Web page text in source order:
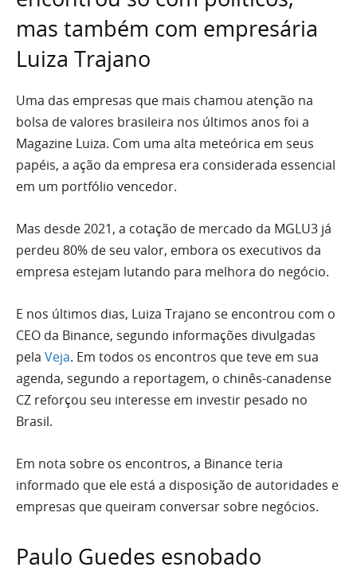
mas também com empresária
Luiza Trajano
Uma das empresas que mais chamou atenção na
bolsa de valores brasileira nos últimos anos foi a
Magazine Luiza. Com uma alta meteórica em seus
papéis, a ação da empresa era considerada essencial
em um portfólio vencedor.
Mas desde 2021, a cotação de mercado da MGLU3 já
perdeu 80% de seu valor, embora os executivos da
empresa estejam lutando para melhora do negócio.
E nos últimos dias, Luiza Trajano se encontrou com o
CEO da Binance, segundo informações divulgadas
pela Veja. Em todos os encontros que teve em sua
agenda, segundo a reportagem, o chinês-canadense
CZ reforçou seu interesse em investir pesado no
Brasil.
Em nota sobre os encontros, a Binance teria
informado que ele está a disposição de autoridades e
empresas que queiram conversar sobre negócios.
Paulo Guedes esnobado